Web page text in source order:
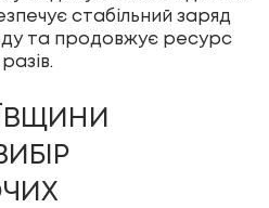
стабільний заряд
та продовжує ресурс